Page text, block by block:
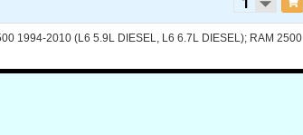
1994-2010 (L6 5.9L DIESEL, L6 6.7L DIESEL); RAM 2500